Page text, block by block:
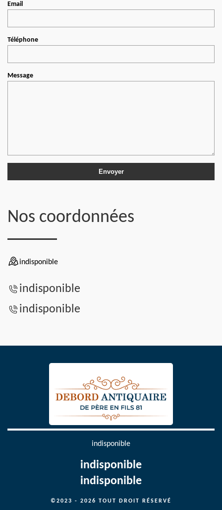
Email
Téléphone
Message
Nos coordonnées
indisponible
indisponible
indisponible
indisponible
indisponible
indisponible
©2023 - 2026 TOUT DROIT RÉSERVÉ